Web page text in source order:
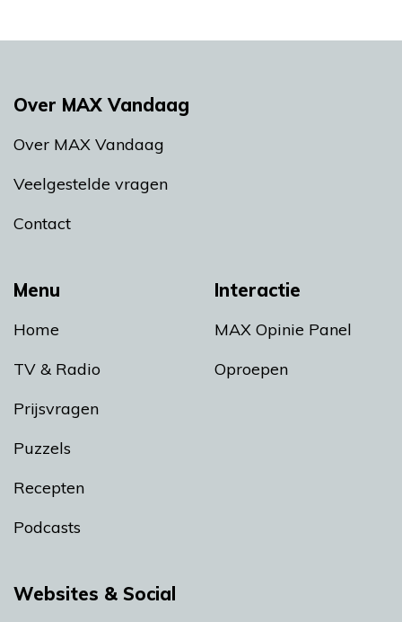
Menu
Home
TV & Radio
Prijsvragen
Puzzels
Recepten
Podcasts
Interactie
MAX Opinie Panel
Oproepen
Over MAX Vandaag
Over MAX Vandaag
Veelgestelde vragen
Contact
Websites & Social